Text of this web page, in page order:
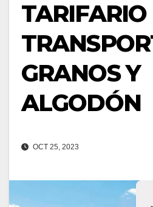
GRANOS Y
ALGODÓN
OCT 25, 2023